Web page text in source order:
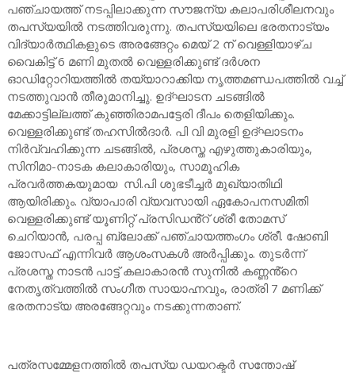
പഞ്ചായത്ത് നടപ്പിലാക്കുന്ന സൗജന്യ കലാപരിശീലനവും
തപസ്യയിൽ നടത്തിവരുന്നു. തപസ്യയിലെ ഭരതനാട്യം
വിദ്യാർത്ഥികളുടെ അരങ്ങേറ്റം മെയ് 2 ന് വെള്ളിയാഴ്ച
വൈകിട്ട് 6 മണി മുതൽ വെള്ളരിക്കുണ്ട് ദർശന
ഓഡിറ്റോറിയത്തിൽ തയ്യാറാക്കിയ നൃത്തമണ്ഡപത്തിൽ വച്ച്
നടത്തുവാൻ തീരുമാനിച്ചു. ഉദ്ഘാടന ചടങ്ങിൽ
മേക്കാട്ടില്ലത്ത് കുഞ്ഞിരാമപട്ടേരി ദീപം തെളിയിക്കും.
വെള്ളരിക്കുണ്ട് തഹസിൽദാർ. പി വി മുരളി ഉദ്ഘാടനം
നിർവ്വഹിക്കുന്ന ചടങ്ങിൽ, പ്രശസ്ത എഴുത്തുകാരിയും,
സിനിമാ-നാടക കലാകാരിയും, സാമൂഹിക
പ്രവർത്തകയുമായ സി.പി ശുഭടീച്ചർ മുഖ്യാതിഥി
ആയിരിക്കും. വ്യാപാരി വ്യവസായി ഏകോപനസമിതി
വെള്ളരിക്കുണ്ട് യൂണിറ്റ് പ്രസിഡൻ്റ് ശ്രീ തോമസ്
ചെറിയാൻ, പരപ്പ ബ്ലോക്ക് പഞ്ചായത്തംഗം ശ്രീ. ഷോബി
ജോസഫ് എന്നിവർ ആശംസകൾ അർപ്പിക്കും. തുടർന്ന്
പ്രശസ്ത നാടൻ പാട്ട് കലാകാരൻ സുനിൽ കണ്ണൻ്റെ
നേതൃത്വത്തിൽ സംഗീത സായാഹ്നവും, രാത്രി 7 മണിക്ക്
ഭരതനാട്യ അരങ്ങേറ്റവും നടക്കുന്നതാണ്.
പത്രസമ്മേളനത്തിൽ തപസ്യ ഡയറക്ടർ സന്തോഷ്